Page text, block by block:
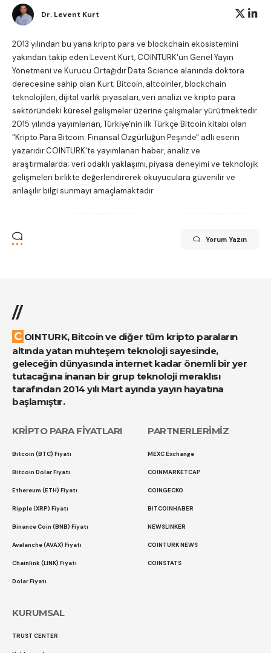
Dr. Levent Kurt
2013 yılından bu yana kripto para ve blockchain ekosistemini
yakından takip eden Levent Kurt, COINTURK'ün Genel Yayın
Yönetmeni ve Kurucu Ortağıdır.Data Science alanında doktora
derecesine sahip olan Kurt; Bitcoin, altcoinler, blockchain
teknolojileri, dijital varlık piyasaları, veri analizi ve kripto para
sektöründeki küresel gelişmeler üzerine çalışmalar yürütmektedir.
2015 yılında yayımlanan, Türkiye'nin ilk Türkçe Bitcoin kitabı olan
"Kripto Para Bitcoin: Finansal Özgürlüğün Peşinde" adlı eserin
yazarıdır.COINTURK'te yayımlanan haber, analiz ve
araştırmalarda; veri odaklı yaklaşımı, piyasa deneyimi ve teknolojik
gelişmeleri birlikte değerlendirerek okuyuculara güvenilir ve
anlaşılır bilgi sunmayı amaçlamaktadır.
Yorum Yazın
//
COINTURK, Bitcoin ve diğer tüm kripto paraların
altında yatan muhteşem teknoloji sayesinde,
geleceğin dünyasında internet kadar önemli bir yer
tutacağına inanan bir grup teknoloji meraklısı
tarafından 2014 yılı Mart ayında yayın hayatına
başlamıştır.
KRİPTO PARA FİYATLARI
Bitcoin (BTC) Fiyatı
Bitcoin Dolar Fiyatı
Ethereum (ETH) Fiyatı
Ripple (XRP) Fiyatı
Binance Coin (BNB) Fiyatı
Avalanche (AVAX) Fiyatı
Chainlink (LINK) Fiyatı
Dolar Fiyatı
PARTNERLERİMİZ
MEXC Exchange
COINMARKETCAP
COINGECKO
BITCOINHABER
NEWSLINKER
COINTURK NEWS
COINSTATS
KURUMSAL
TRUST CENTER